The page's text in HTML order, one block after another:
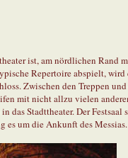
ist, am nördlichen Rand
Repertoire abspielt,
Zwischen den Treppen
mit nicht allzu vielen
das Stadttheater. Der Festsaal
es um die Ankunft des Messias.